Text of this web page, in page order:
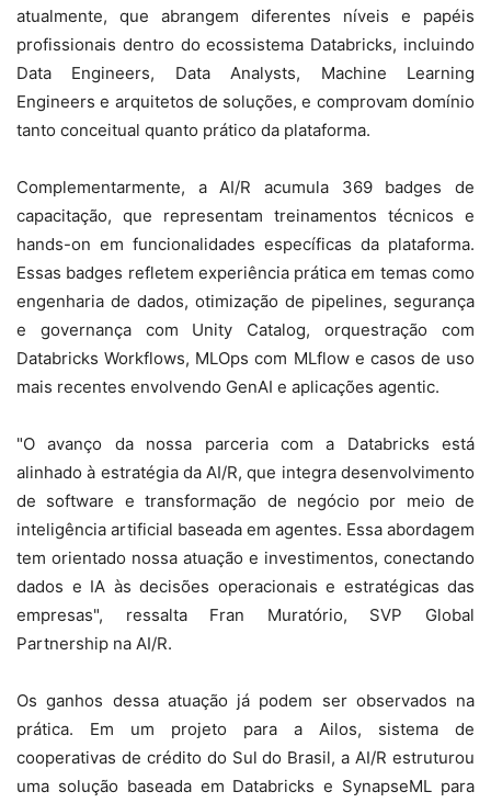
atualmente, que abrangem diferentes níveis e papéis
profissionais dentro do ecossistema Databricks, incluindo
Data Engineers, Data Analysts, Machine Learning
Engineers e arquitetos de soluções, e comprovam domínio
tanto conceitual quanto prático da plataforma.
Complementarmente, a AI/R acumula 369 badges de
capacitação, que representam treinamentos técnicos e
hands-on em funcionalidades específicas da plataforma.
Essas badges refletem experiência prática em temas como
engenharia de dados, otimização de pipelines, segurança
e governança com Unity Catalog, orquestração com
Databricks Workflows, MLOps com MLflow e casos de uso
mais recentes envolvendo GenAI e aplicações agentic.
"O avanço da nossa parceria com a Databricks está
alinhado à estratégia da AI/R, que integra desenvolvimento
de software e transformação de negócio por meio de
inteligência artificial baseada em agentes. Essa abordagem
tem orientado nossa atuação e investimentos, conectando
dados e IA às decisões operacionais e estratégicas das
empresas", ressalta Fran Muratório, SVP Global
Partnership na AI/R.
Os ganhos dessa atuação já podem ser observados na
prática. Em um projeto para a Ailos, sistema de
cooperativas de crédito do Sul do Brasil, a AI/R estruturou
uma solução baseada em Databricks e SynapseML para